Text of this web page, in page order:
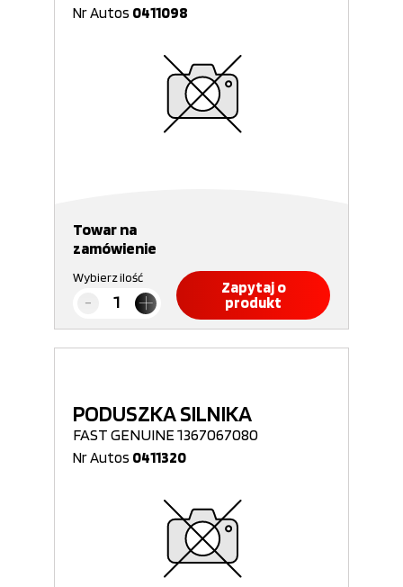
Nr Autos 0411098
Towar na
zamówienie
Wybierz ilość
Zapytaj o
produkt
PODUSZKA SILNIKA
FAST GENUINE 1367067080
Nr Autos 0411320